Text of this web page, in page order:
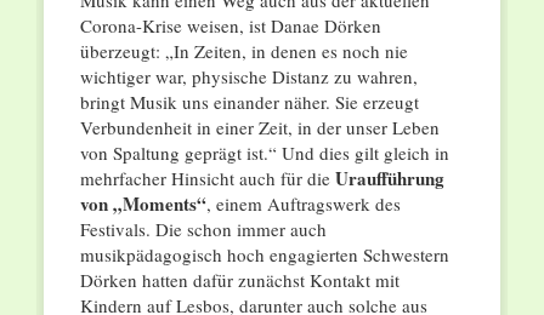
Corona-Krise weisen, ist Danae Dörken
überzeugt: „In Zeiten, in denen es noch nie
wichtiger war, physische Distanz zu wahren,
bringt Musik uns einander näher. Sie erzeugt
Verbundenheit in einer Zeit, in der unser Leben
von Spaltung geprägt ist.“ Und dies gilt gleich in
mehrfacher Hinsicht auch für die Uraufführung
von „Moments“, einem Auftragswerk des
Festivals. Die schon immer auch
musikpädagogisch hoch engagierten Schwestern
Dörken hatten dafür zunächst Kontakt mit
Kindern auf Lesbos, darunter auch solche aus